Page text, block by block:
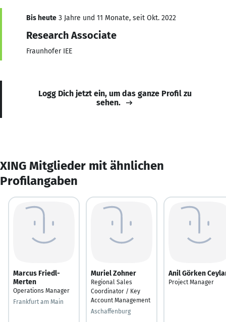
Bis heute 3 Jahre und 11 Monate, seit Okt. 2022
Research Associate
Fraunhofer IEE
Logg Dich jetzt ein, um das ganze Profil zu
sehen.
XING Mitglieder mit ähnlichen
Profilangaben
Marcus Friedl-
Merten
Operations Manager
Frankfurt am Main
Muriel Zohner
Regional Sales
Coordinator / Key
Account Management
Aschaffenburg
Anil Görken
Project Manager